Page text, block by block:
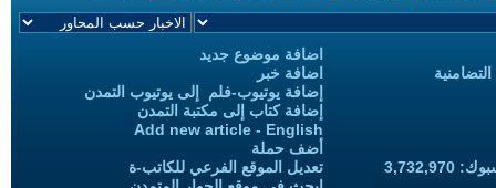
اضافة موضوع جديد
اضافة خبر
إضافة يوتيوب-فلم إلى يوتيوب التمدن
إضافة كتاب إلى مكتبة التمدن
Add new article - English
أضف حملة
تعديل الموقع الفرعي للكاتب-ة